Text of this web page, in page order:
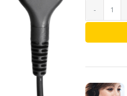
EPOS
CHS
→